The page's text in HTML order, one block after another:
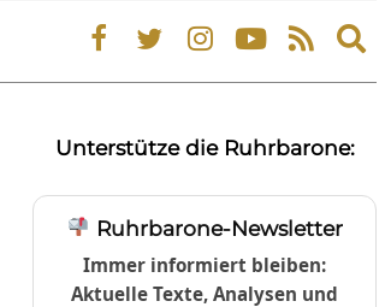
Unterstütze die Ruhrbarone:
Ruhrbarone-Newsletter
Immer informiert bleiben:
Aktuelle Texte, Analysen und